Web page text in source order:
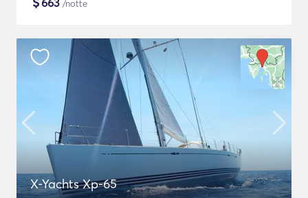
663 /notte
X-Yachts Xp-65